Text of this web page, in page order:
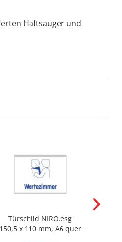
Haftsauger und
Türschild NIRO.esg
150,5 x 110 mm, A6 quer